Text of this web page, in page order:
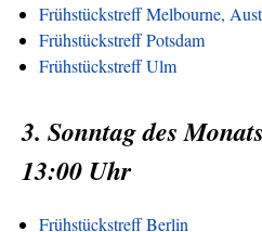
Frühstückstreff Melbourne,
Frühstückstreff Potsdam
Frühstückstreff Ulm
3. Sonntag des
13:00 Uhr
Frühstückstreff Berlin